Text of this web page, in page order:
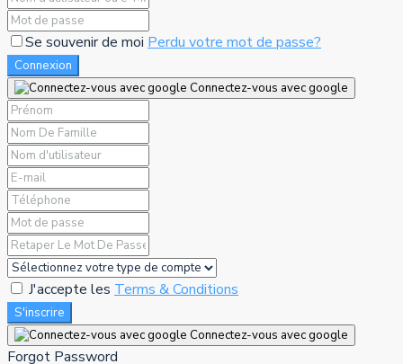
Se souvenir de moi Perdu votre mot de passe?
Connexion
Connectez-vous avec google
J'accepte les Terms & Conditions
S'inscrire
Connectez-vous avec google
Forgot Password